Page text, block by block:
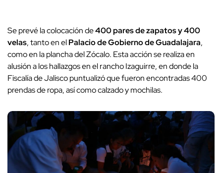
Se prevé la colocación de400 pares de zapatos y 400
velas, tanto en elPalacio de Gobierno de Guadalajara,
como en la plancha del Zócalo. Esta acción se realiza en
alusión a los hallazgos en el rancho Izaguirre, en donde la
Fiscalía de Jalisco puntualizó que fueron encontradas 400
prendas de ropa, así como calzado y mochilas.